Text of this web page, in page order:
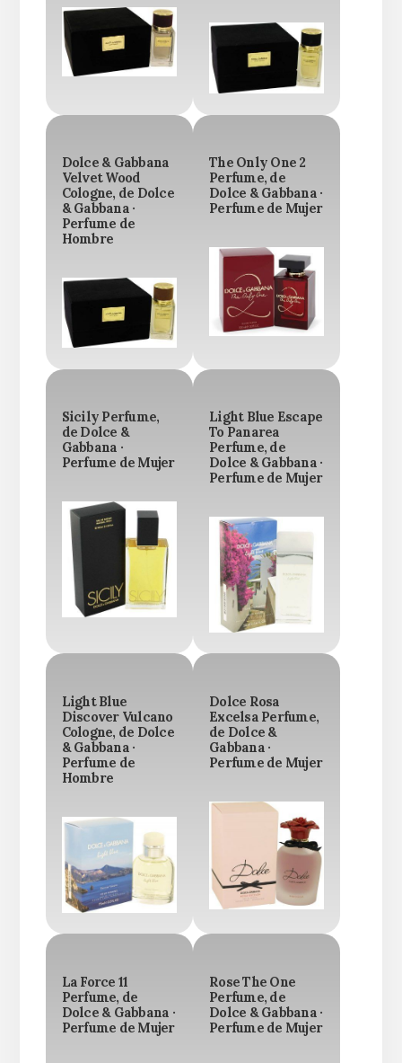
Dolce & Gabbana
Velvet Wood
Cologne, de Dolce
& Gabbana ·
Perfume de
Hombre
The Only One 2
Perfume, de
Dolce & Gabbana ·
Perfume de Mujer
Sicily Perfume,
de Dolce &
Gabbana ·
Perfume de Mujer
Light Blue Escape
To Panarea
Perfume, de
Dolce & Gabbana ·
Perfume de Mujer
Light Blue
Discover Vulcano
Cologne, de Dolce
& Gabbana ·
Perfume de
Hombre
Dolce Rosa
Excelsa Perfume,
de Dolce &
Gabbana ·
Perfume de Mujer
La Force 11
Perfume, de
Dolce & Gabbana ·
Perfume de Mujer
Rose The One
Perfume, de
Dolce & Gabbana ·
Perfume de Mujer